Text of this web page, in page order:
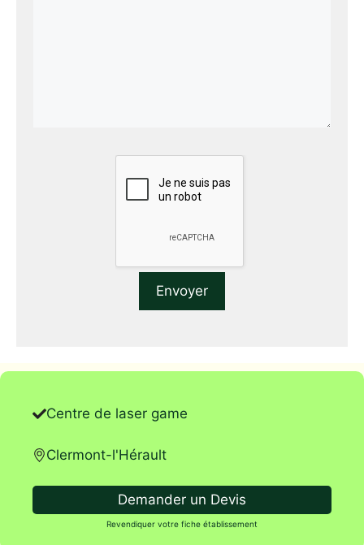
Centre de laser game
Clermont-l'Hérault
Demander un Devis
Revendiquer votre fiche établissement